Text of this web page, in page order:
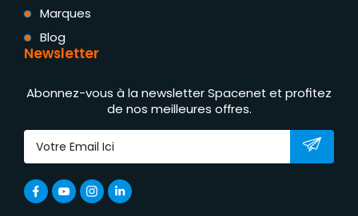
Marques
Blog
Newsletter
Abonnez-vous à la newsletter Spacenet et profitez
de nos meilleures offres.